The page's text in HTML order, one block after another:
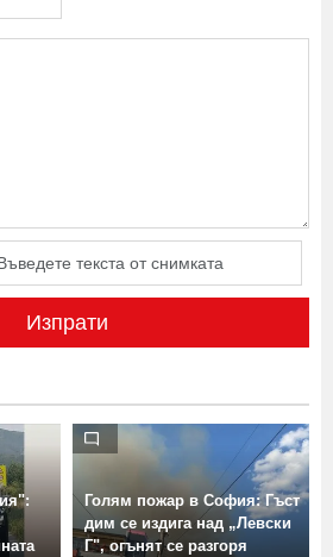
Изпрати
Голям пожар в София: Гъст
дим се издига над „Левски
Г", огънят се разгоря